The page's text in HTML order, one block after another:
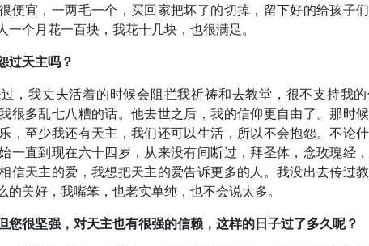
便宜，一两毛一个，买回家把坏了的切掉，留下好的给孩子
一个月花一百块，我花十几块，也很满足。
过天主吗？
过，我丈夫活着的时候会阻拦我祈祷和去教堂，很不支持我
很多乱七八糟的话。他去世之后，我的信仰更自由了。那时
，至少我还有天主，我们还可以生活，所以不会抱怨。不论
一直到现在六十四岁，从来没有间断过，拜圣体，念玫瑰经
信天主的爱，我想把天主的爱告诉更多的人。我没出去传过
的美好，我嘴笨，也老实单纯，也不会说太多。
您很坚强，对天主也有很强的信赖，这样的日子过了多久呢？